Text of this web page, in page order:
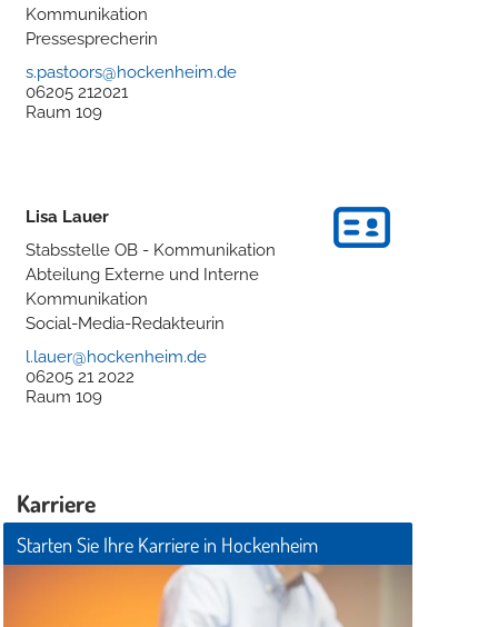
Kommunikation
Pressesprecherin
s.pastoors@hockenheim.de
06205 212021
Raum 109
Lisa Lauer
Stabsstelle OB - Kommunikation
Abteilung Externe und Interne
Kommunikation
Social-Media-Redakteurin
l.lauer@hockenheim.de
06205 21 2022
Raum 109
Karriere
Starten Sie Ihre Karriere in Hockenheim